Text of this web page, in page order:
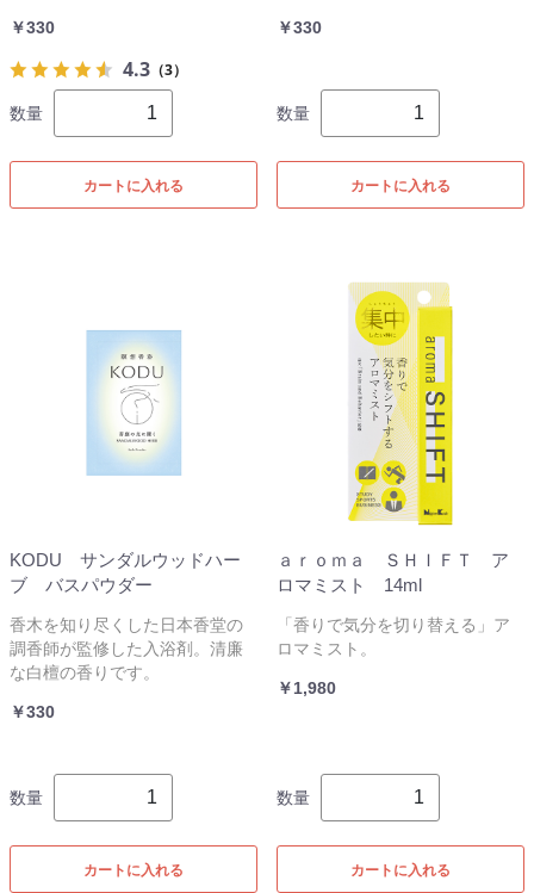
￥330
4.3 （3）
数量
カートに入れる
￥330
数量
カートに入れる
KODU サンダルウッドハー
ブ バスパウダー
香木を知り尽くした日本香堂の
調香師が監修した入浴剤。清廉
な白檀の香りです。
￥330
数量
カートに入れる
ａｒｏｍａ ＳＨＩＦＴ ア
ロマミスト 14ml
「香りで気分を切り替える」ア
ロマミスト。
￥1,980
数量
カートに入れる